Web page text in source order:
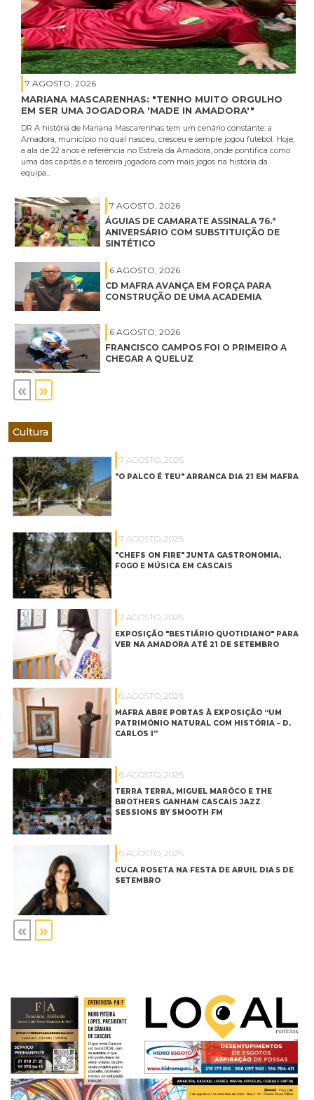
7 AGOSTO, 2026
MARIANA MASCARENHAS: "TENHO MUITO ORGULHO
EM SER UMA JOGADORA 'MADE IN AMADORA'"
DR A história de Mariana Mascarenhas tem um cenário constante: a
Amadora, município no qual nasceu, cresceu e sempre jogou futebol. Hoje,
a ala de 22 anos é referência no Estrela da Amadora, onde pontifica como
uma das capitãs e a terceira jogadora com mais jogos na história da
equipa…
7 AGOSTO, 2026
ÁGUIAS DE CAMARATE ASSINALA 76.ª
ANIVERSÁRIO COM SUBSTITUIÇÃO DE
SINTÉTICO
6 AGOSTO, 2026
CD MAFRA AVANÇA EM FORÇA PARA
CONSTRUÇÃO DE UMA ACADEMIA
6 AGOSTO, 2026
FRANCISCO CAMPOS FOI O PRIMEIRO A
CHEGAR A QUELUZ
« »
Cultura
7 AGOSTO, 2026
"O PALCO É TEU" ARRANCA DIA 21 EM MAFRA
7 AGOSTO, 2026
"CHEFS ON FIRE" JUNTA GASTRONOMIA,
FOGO E MÚSICA EM CASCAIS
7 AGOSTO, 2026
EXPOSIÇÃO "BESTIÁRIO QUOTIDIANO" PARA
VER NA AMADORA ATÉ 21 DE SETEMBRO
6 AGOSTO, 2026
MAFRA ABRE PORTAS À EXPOSIÇÃO “UM
PATRIMÓNIO NATURAL COM HISTÓRIA – D.
CARLOS I”
6 AGOSTO, 2026
TERRA TERRA, MIGUEL MARÔCO E THE
BROTHERS GANHAM CASCAIS JAZZ
SESSIONS BY SMOOTH FM
6 AGOSTO, 2026
CUCA ROSETA NA FESTA DE ARUIL DIA 5 DE
SETEMBRO
« »